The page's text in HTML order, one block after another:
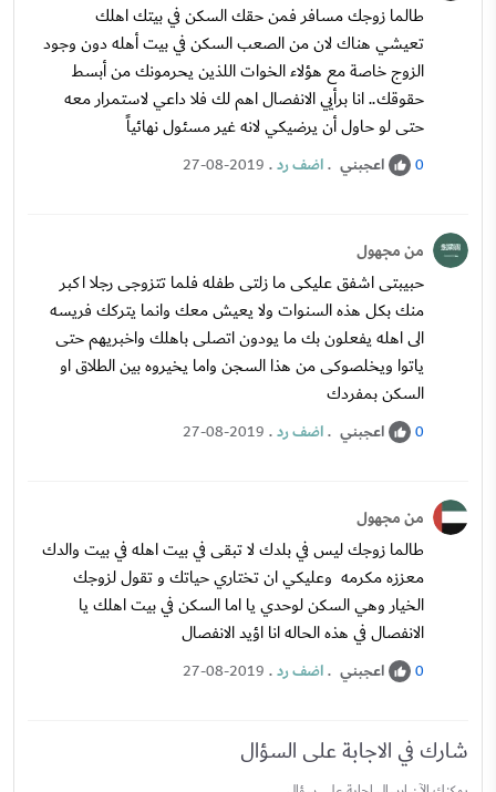
طالما زوجك مسافر فمن حقك السكن في بيتك اهلك
تعيشي هناك لان من الصعب السكن في بيت أهله دون وجود
الزوج خاصة مع هؤلاء الخوات اللذين يحرمونك من أبسط
حقوقك.. انا برأيي الانفصال اهم لك فلا داعي لاستمرار معه
حتى لو حاول أن يرضيكي لانه غير مسئول نهائياً
0 اعجبني .اضف رد.
27-08-2019
من مجهول
حبيبتى اشفق عليكى ما زلتى طفله فلما تتزوجى رجلا اكبر
منك بكل هذه السنوات ولا يعيش معك وانما يتركك فريسه
الى اهله يفعلون بك ما يودون اتصلى باهلك واخبريهم حتى
ياتوا ويخلصوكى من هذا السجن واما يخيروه بين الطلاق او
السكن بمفردك
0 اعجبني .اضف رد.
27-08-2019
من مجهول
طالما زوجك ليس في بلدك لا تبقى في بيت اهله في بيت والدك
معززه مكرمه وعليكي ان تختاري حياتك و تقول لزوجك
الخيار وهي السكن لوحدي يا اما السكن في بيت اهلك يا
الانفصال في هذه الحاله انا اؤيد الانفصال
0 اعجبني .اضف رد.
27-08-2019
شارك في الاجابة على السؤال